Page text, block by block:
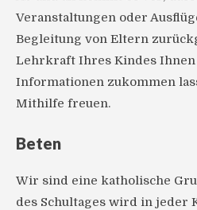
Veranstaltungen oder
Begleitung von Eltern
Lehrkraft Ihres Kindes
Informationen zukommen
Mithilfe freuen.
Beten
Wir sind eine katholische
des Schultages wird in jeder